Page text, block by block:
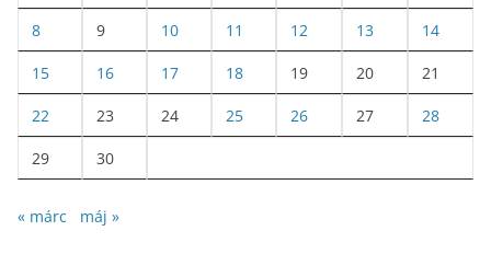
8 9 10 11 12 13 14
15 16 17 18 19 20 21
22 23 24 25 26 27 28
29 30
« márc máj »